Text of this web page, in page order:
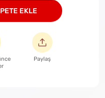
EKLE
Paylaş